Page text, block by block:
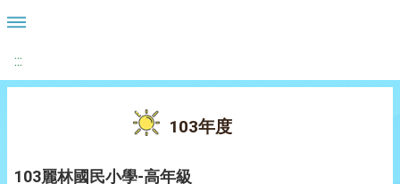
:::
103年度
103麗林國民小學-高年級